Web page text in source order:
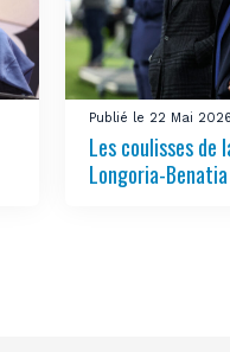
Publié le 22 Mai
Les coulisses de
Longoria-Benatia